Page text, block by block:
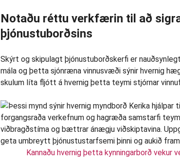
Notaðu réttu verkfærin til að
þjónustuborðsins
Skýrt og skipulagt þjónustuborðskerfi er
mála og þetta sjónræna vinnusvæði sýnir hvernig
skulum líta fljótt á hvernig þetta teymi stjórnar
Kannaðu hvernig þetta kynningarborð vekur